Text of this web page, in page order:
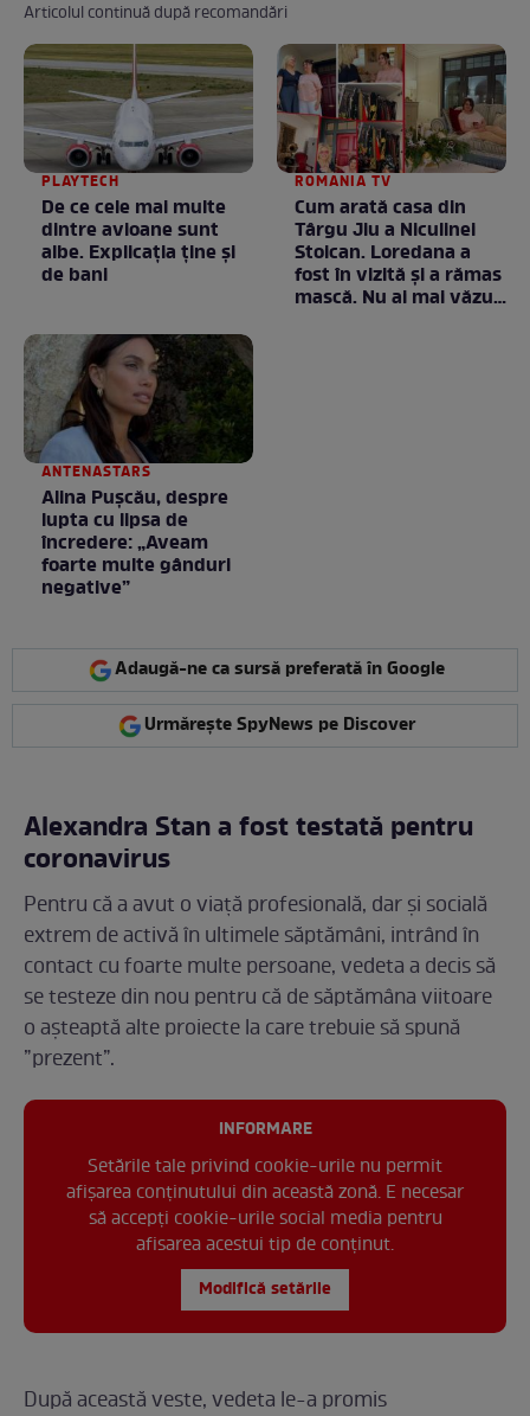
Articolul continuă după recomandări
PLAYTECH
De ce cele mai multe
dintre avioane sunt
albe. Explicația ține și
de bani
ROMANIA TV
Cum arată casa din
Târgu Jiu a Niculinei
Stoican. Loredana a
fost în vizită și a rămas
mască. Nu ai mai văzut
ANTENASTARS
Alina Pușcău, despre
lupta cu lipsa de
încredere: „Aveam
foarte multe gânduri
negative”
Adaugă-ne ca sursă preferată în Google
Urmărește SpyNews pe Discover
Alexandra Stan a fost testată pentru
coronavirus
Pentru că a avut o viață profesională, dar și socială
extrem de activă în ultimele săptămâni, intrând în
contact cu foarte multe persoane, vedeta a decis să
se testeze din nou pentru că de săptămâna viitoare
o așteaptă alte proiecte la care trebuie să spună
”prezent”.
INFORMARE
Setările tale privind cookie-urile nu permit
afișarea conținutului din această zonă. E necesar
să accepți cookie-urile social media pentru
afisarea acestui tip de conținut.
Modifică setările
După această veste, vedeta le-a promis